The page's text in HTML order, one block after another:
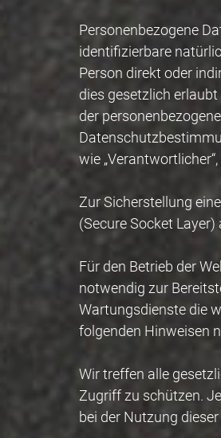
Personenbezogene
identifizierbare
Person direkt oder
dies gesetzlich
der
wie
Zur Sicherstellung
(Secure Socket Layer)
Für den Betrieb der
notwendig zur
Wartungsdienste die
folgenden Hinweisen
Wir treffen alle
Zugriff zu schützen.
bei der Nutzung